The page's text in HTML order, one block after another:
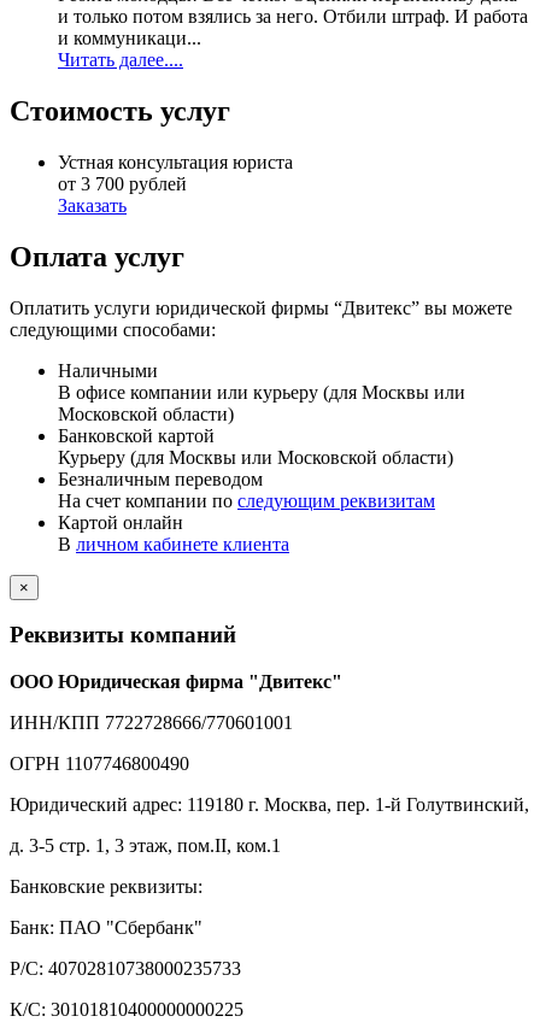
и только потом взялись за него. Отбили штраф. И работа
и коммуникаци...
Читать далее....
Стоимость услуг
Устная консультация юриста
от 3 700 рублей
Заказать
Оплата услуг
Оплатить услуги юридической фирмы “Двитекс” вы можете
следующими способами:
Наличными
В офисе компании или курьеру (для Москвы или
Московской области)
Банковской картой
Курьеру (для Москвы или Московской области)
Безналичным переводом
На счет компании по следующим реквизитам
Картой онлайн
В личном кабинете клиента
×
Реквизиты компаний
ООО Юридическая фирма "Двитекс"
ИНН/КПП 7722728666/770601001
ОГРН 1107746800490
Юридический адрес: 119180 г. Москва, пер. 1-й Голутвинский,
д. 3-5 стр. 1, 3 этаж, пом.II, ком.1
Банковские реквизиты:
Банк: ПАО "Сбербанк"
Р/С: 40702810738000235733
К/С: 30101810400000000225